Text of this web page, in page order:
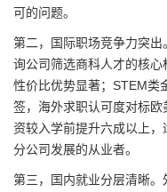
可的问题。
第二，国际职场竞争力突
询公司筛选商科人才的核心
性价比优势显著；STEM类
签，海外求职认可度对标
资较入学前提升六成以上
分公司发展的从业者。
第三，国内就业分层清晰